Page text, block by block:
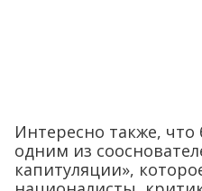
Интересно также,
одним из
капитуляции»,